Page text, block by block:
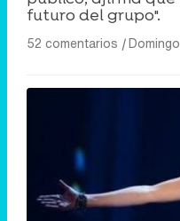
futuro del grupo".
52 comentarios |